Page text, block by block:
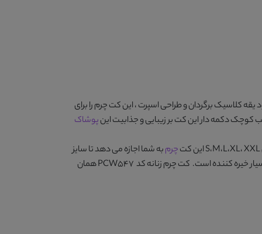
کلاسیک برگردان و طراحی اسپرت ، این کت چرم را برای
دکمه دار این کت بر زیبایی و جذابیت اینپوشاک
چرمبه شما اجازه می دهد تا سایز
خیره کننده است. کت چرم زنانه کد PCW547
همان